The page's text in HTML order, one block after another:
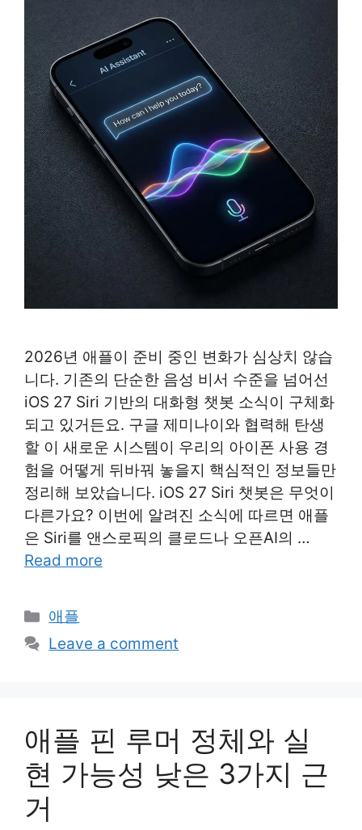
2026년 애플이 준비 중인 변화가 심상치 않습
니다. 기존의 단순한 음성 비서 수준을 넘어선
iOS 27 Siri 기반의 대화형 챗봇 소식이 구체화
되고 있거든요. 구글 제미나이와 협력해 탄생
할 이 새로운 시스템이 우리의 아이폰 사용 경
험을 어떻게 뒤바꿔 놓을지 핵심적인 정보들만
정리해 보았습니다. iOS 27 Siri 챗봇은 무엇이
다른가요? 이번에 알려진 소식에 따르면 애플
은 Siri를 앤스로픽의 클로드나 오픈AI의 …
Read more
Categories
애플
Leave a comment
애플 핀 루머 정체와 실
현 가능성 낮은 3가지 근
거